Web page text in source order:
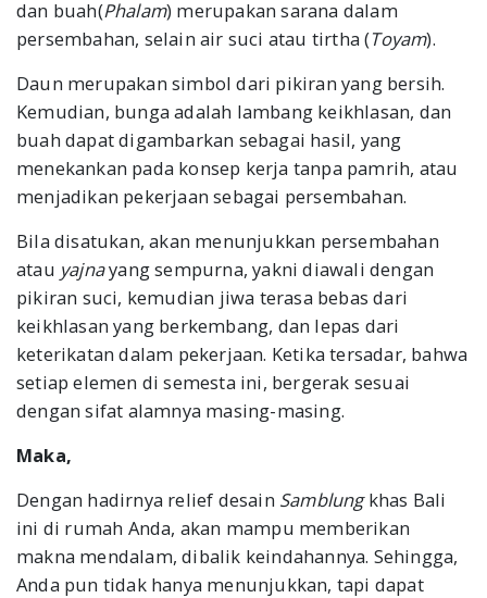
dan buah(Phalam) merupakan sarana dalam
persembahan, selain air suci atau tirtha (Toyam).
Daun merupakan simbol dari pikiran yang bersih.
Kemudian, bunga adalah lambang keikhlasan, dan
buah dapat digambarkan sebagai hasil, yang
menekankan pada konsep kerja tanpa pamrih, atau
menjadikan pekerjaan sebagai persembahan.
Bila disatukan, akan menunjukkan persembahan
atau yajnayang sempurna, yakni diawali dengan
pikiran suci, kemudian jiwa terasa bebas dari
keikhlasan yang berkembang, dan lepas dari
keterikatan dalam pekerjaan. Ketika tersadar, bahwa
setiap elemen di semesta ini, bergerak sesuai
dengan sifat alamnya masing-masing.
Maka,
Dengan hadirnya relief desain Samblungkhas Bali
ini di rumah Anda, akan mampu memberikan
makna mendalam, dibalik keindahannya. Sehingga,
Anda pun tidak hanya menunjukkan, tapi dapat